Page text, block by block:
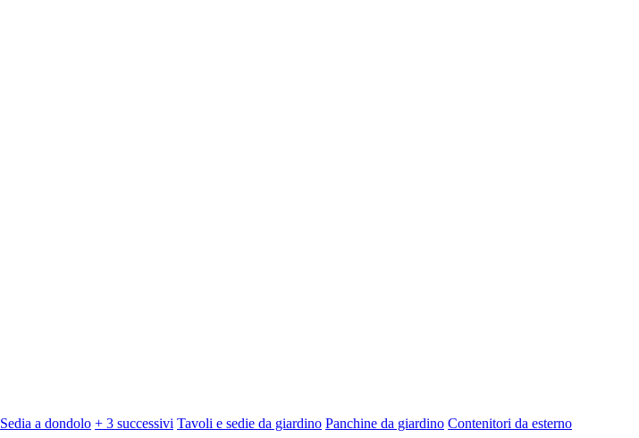
Sedia a dondolo + 3 successivi Tavoli e sedie da giardino Panchine da giardino Contenitori da esterno